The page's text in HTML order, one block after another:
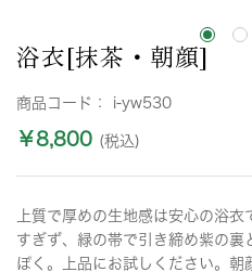
浴衣[抹茶・朝顔]
商品コード： i-yw530
￥8,800 (税込)
上質で厚めの生地感は安心の浴
すぎず、緑の帯で引き締め紫の裏
ぽく。上品にお試しください。朝